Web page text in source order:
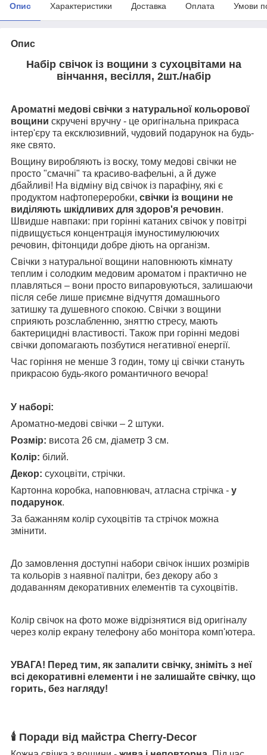
Опис Характеристики Доставка Оплата Умови
Опис
Набір свічок із вощини з сухоцвітами на
вінчання, весілля, 2шт./набір
Ароматні медові свічки з натуральної кольорової
вощини скручені вручну - це оригінальна прикраса
інтер'єру та ексклюзивний, чудовий подарунок на будь-
яке свято.
Вощину виробляють із воску, тому медові свічки не
просто "смачні" та красиво-вафельні, а й дуже
дбайливі! На відміну від свічок із парафіну, які є
продуктом нафтопереробки, свічки із вощини не
виділяють шкідливих для здоров'я речовин.
Швидше навпаки: при горінні катаних свічок у повітрі
підвищується концентрація імуностимулюючих
речовин, фітонциди добре діють на організм.
Свічки з натуральної вощини наповнюють кімнату
теплим і солодким медовим ароматом і практично не
плавляться – вони просто випаровуються, залишаючи
після себе лише приємне відчуття домашнього
затишку та душевного спокою. Свічки з вощини
сприяють розслабленню, зняттю стресу, мають
бактерицидні властивості. Також при горінні медові
свічки допомагають позбутися негативної енергії.
Час горіння не менше 3 годин, тому ці свічки стануть
прикрасою будь-якого романтичного вечора!
У наборі:
Ароматно-медові свічки – 2 штуки.
Розмір: висота 26 см, діаметр 3 см.
Колір: білий.
Декор: сухоцвіти, стрічки.
Картонна коробка, наповнювач, атласна стрічка - у
подарунок.
За бажанням колір сухоцвітів та стрічок можна
змінити.
До замовлення доступні набори свічок інших розмірів
та кольорів з наявної палітри, без декору або з
додаванням декоративних елементів та сухоцвітів.
Колір свічок на фото може відрізнятися від оригіналу
через колір екрану телефону або монітора комп'ютера.
УВАГА! Перед тим, як запалити свічку, зніміть з неї
всі декоративні елементи і не залишайте свічку, що
горить, без нагляду!
🕯 Поради від майстра Cherry-Decor